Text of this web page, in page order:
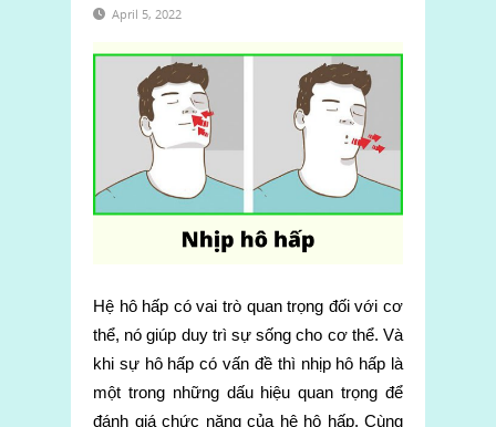
April 5, 2022
Hệ hô hấp có vai trò quan trọng đối với cơ
thể, nó giúp duy trì sự sống cho cơ thể. Và
khi sự hô hấp có vấn đề thì nhịp hô hấp là
một trong những dấu hiệu quan trọng để
đánh giá chức năng của hệ hô hấp. Cùng